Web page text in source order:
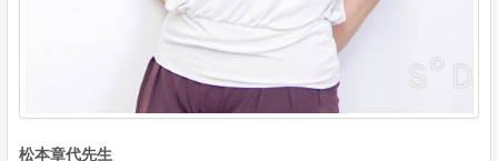
松本章代先生